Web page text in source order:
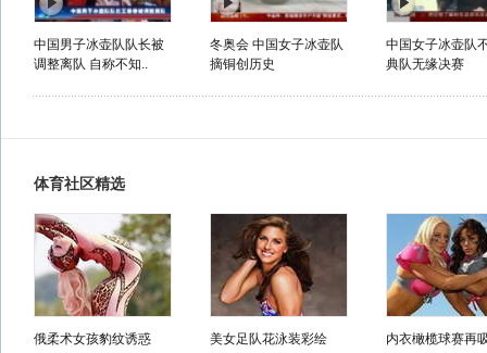
中国男子冰壶队队长被
调整离队 自称不知..
冬奥会 中国女子冰壶队
摘铜创历史
中国女子冰壶队
典队无缘决赛
体育社区精选
俄柔术女孩豹纹诱惑 美女足队花泳装彩绘 内衣橄榄球赛再